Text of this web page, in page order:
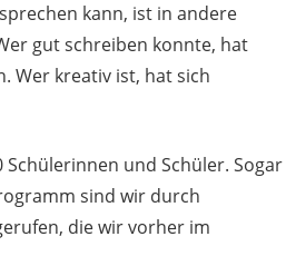
kann, ist in andere
gut schreiben konnte, hat
Wer kreativ ist, hat sich
Schülerinnen und Schüler. Sogar
sind wir durch
die wir vorher im